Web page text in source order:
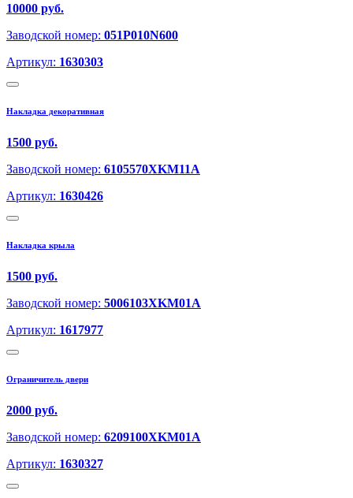
10000 руб.
Заводской номер: 051P010N600
Артикул: 1630303
Накладка декоративная
1500 руб.
Заводской номер: 6105570XKM11A
Артикул: 1630426
Накладка крыла
1500 руб.
Заводской номер: 5006103XKM01A
Артикул: 1617977
Ограничитель двери
2000 руб.
Заводской номер: 6209100XKM01A
Артикул: 1630327